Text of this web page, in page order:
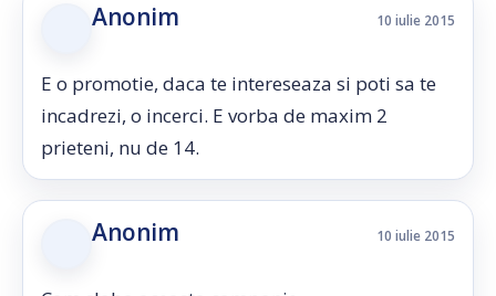
Anonim 10 iulie 2015
E o promotie, daca te intereseaza si poti sa te
incadrezi, o incerci. E vorba de maxim 2
prieteni, nu de 14.
Anonim 10 iulie 2015